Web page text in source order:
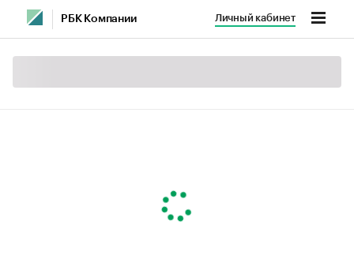
РБК Компании Личный кабинет